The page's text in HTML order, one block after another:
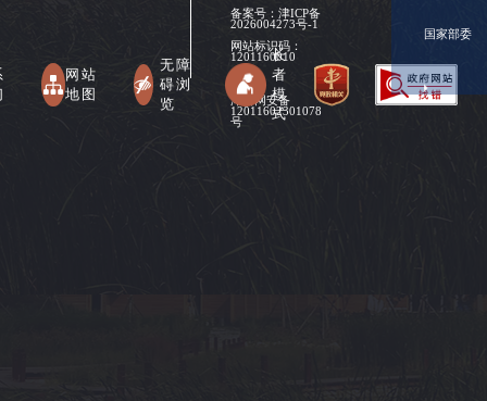
备案号： 津ICP备
2026004273号-1
网站标识码：
1201160010
津公网安备
12011602301078
号
网站
地图
无障
碍浏
览
长
者
模
式
国家部委